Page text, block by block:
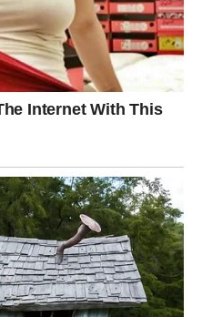
ekstremne metode, već
materijala. Umjesto da se
je učinkovitije prilagoditi
zaprljanosti.
vaše će bijelo rublje dugo